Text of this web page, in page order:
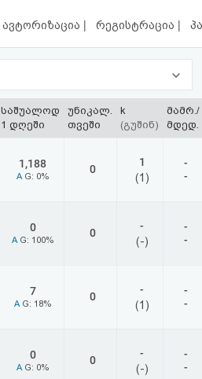
ავტორიზაცია | რეგისტრაცია |
საშუალოდ
1 დღეში
უნიკალ.
თვეში
k
(გუშინ)
მამრ./
მდედ.
1,188
A G: 0%
0
1
(1)
-
-
0
A G: 100%
0
-
(-)
-
-
7
A G: 18%
0
-
(1)
-
-
0
A G: 0%
0
-
(-)
-
-